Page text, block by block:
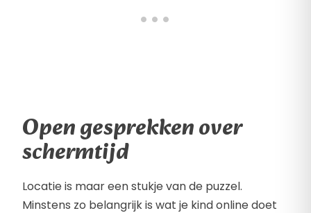
Open gesprekken over
schermtijd
Locatie is maar een stukje van de puzzel.
Minstens zo belangrijk is wat je kind online doet